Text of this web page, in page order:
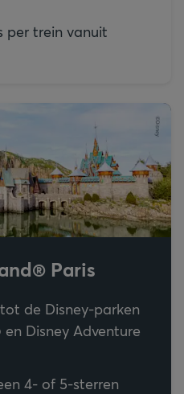
per trein vanuit
Paris
de Disney-parken
Disney Adventure
4- of 5-sterren